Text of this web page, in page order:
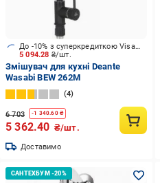
5 094.28 ₴/шт.
До -10% з суперкредиткою Visa Вигода
Змішувач для кухні Deante
Wasabi BEW 262M
4
6 703 -1 340.60₴
5 362.40 ₴/шт.
Доставимо